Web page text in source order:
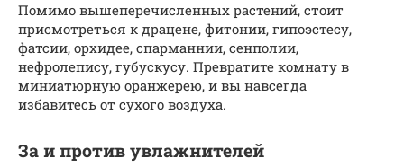
Помимо вышеперечисленных растений, стоит
присмотреться к драцене, фитонии, гипоэстесу,
фатсии, орхидее, спарманнии, сенполии,
нефролепису, губускусу. Превратите комнату в
миниатюрную оранжерею, и вы навсегда
избавитесь от сухого воздуха.
За и против увлажнителей